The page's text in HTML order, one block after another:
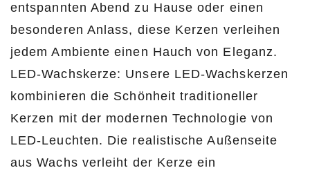
entspannten Abend zu Hause oder einen
besonderen Anlass, diese Kerzen verleihen
jedem Ambiente einen Hauch von Eleganz.
LED-Wachskerze: Unsere LED-Wachskerzen
kombinieren die Schönheit traditioneller
Kerzen mit der modernen Technologie von
LED-Leuchten. Die realistische Außenseite
aus Wachs verleiht der Kerze ein